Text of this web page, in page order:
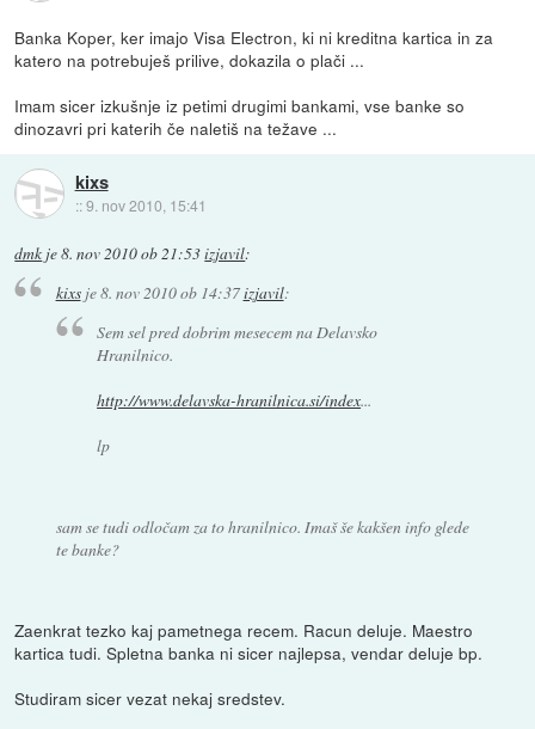
Banka Koper, ker imajo Visa Electron, ki ni kreditna kartica in za
katero na potrebuješ prilive, dokazila o plači ...
Imam sicer izkušnje iz petimi drugimi bankami, vse banke so
dinozavri pri katerih če naletiš na težave ...
kixs
::9. nov 2010, 15:41
dmk je8. nov 2010 ob 21:53izjavil:
kixsje8. nov 2010 ob 14:37izjavil:
Sem sel pred dobrim mesecem na Delavsko
Hranilnico.
http://www.delavska-hranilnica.si/index...
lp
sam se tudi odločam za to hranilnico. Imaš še kakšen info glede
te banke?
Zaenkrat tezko kaj pametnega recem. Racun deluje. Maestro
kartica tudi. Spletna banka ni sicer najlepsa, vendar deluje bp.
Studiram sicer vezat nekaj sredstev.